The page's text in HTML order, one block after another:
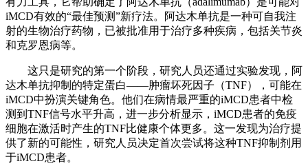
iMCD有效的“最佳预测”新疗法。阿达木单抗是一种可自我注
射的生物治疗药物，已被批准用于治疗多种疾病，包括关节炎
和克罗恩病等。
这只是研究的第一个阶段，研究人员还通过实验发现，阿
达木单抗抑制的特定蛋白——肿瘤坏死因子（TNF），可能在
iMCD中扮演关键角色。他们在病情最严重的iMCD患者中检
测到TNF信号水平升高，进一步分析显示，iMCD患者的免疫
细胞在激活时产生的TNF比健康个体更多。这一发现为治疗提
供了新的可能性，研究人员决定首次尝试将这种TNF抑制剂用
于iMCD患者。